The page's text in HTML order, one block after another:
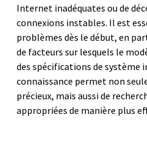
Internet inadéquates ou de
connexions instables. Il est
problèmes dès le début, en
de facteurs sur lesquels le
des spécifications de système
connaissance permet non
précieux, mais aussi de
appropriées de manière plus